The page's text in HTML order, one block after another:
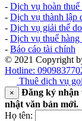
- Dịch vụ hoàn
- Dịch vụ thành lập
- Dịch vụ giải thể
- Dịch vụ thuế hàng
- Báo cáo tài chính
© 2021 Copyright
Hotline:
Thuê dịch vụ
×
Đăng ký nhận
nhật văn bản mới.
Họ tên: